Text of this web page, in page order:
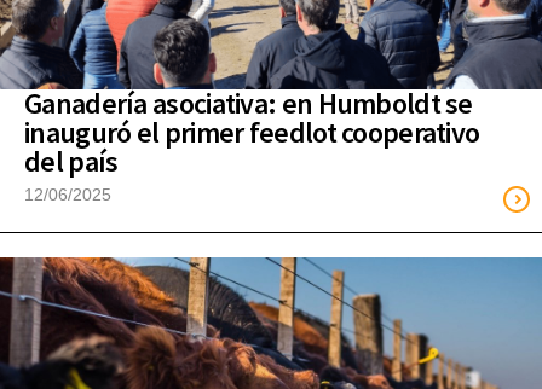
Ganadería asociativa: en Humboldt se
inauguró el primer feedlot cooperativo
del país
12/06/2025